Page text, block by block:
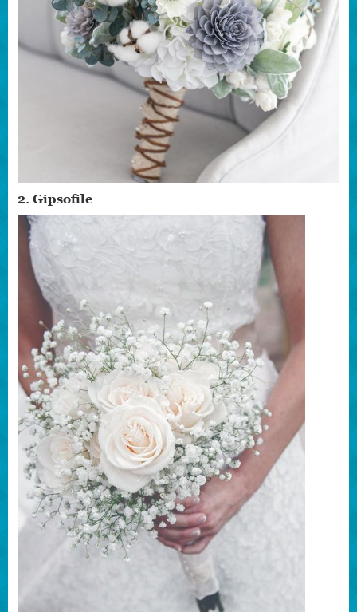
2. Gipsofile